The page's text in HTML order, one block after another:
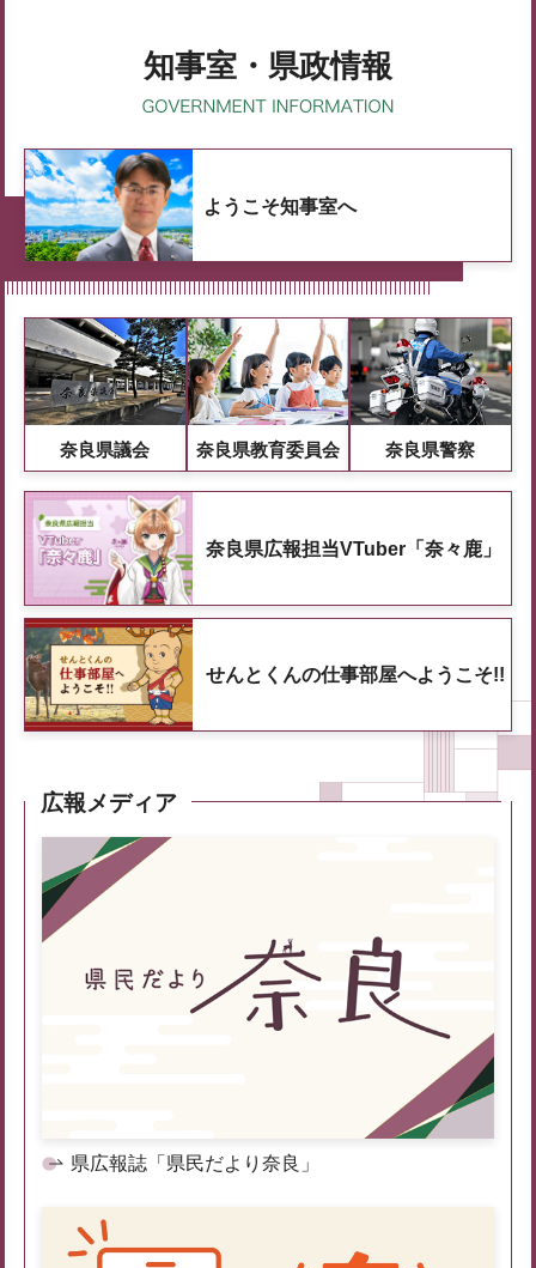
知事室・県政情報
ようこそ知事室へ
奈良県議会 奈良県教育委員会 奈良県警察
奈良県広報担当VTuber「奈々鹿」
せんとくんの仕事部屋へようこそ!!
広報メディア
県広報誌「県民だより奈良」